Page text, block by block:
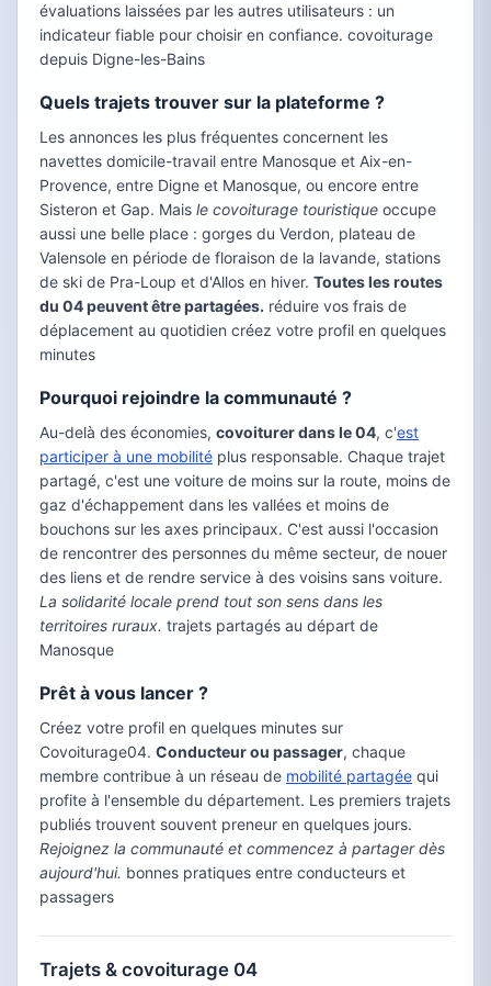
évaluations laissées par les autres utilisateurs : un
indicateur fiable pour choisir en confiance. covoiturage
depuis Digne-les-Bains
Quels trajets trouver sur la plateforme ?
Les annonces les plus fréquentes concernent les
navettes domicile-travail entre Manosque et Aix-en-
Provence, entre Digne et Manosque, ou encore entre
Sisteron et Gap. Mais le covoiturage touristique occupe
aussi une belle place : gorges du Verdon, plateau de
Valensole en période de floraison de la lavande, stations
de ski de Pra-Loup et d'Allos en hiver. Toutes les routes
du 04 peuvent être partagées. réduire vos frais de
déplacement au quotidien créez votre profil en quelques
minutes
Pourquoi rejoindre la communauté ?
Au-delà des économies, covoiturer dans le 04, c'est
participer à une mobilité plus responsable. Chaque trajet
partagé, c'est une voiture de moins sur la route, moins de
gaz d'échappement dans les vallées et moins de
bouchons sur les axes principaux. C'est aussi l'occasion
de rencontrer des personnes du même secteur, de nouer
des liens et de rendre service à des voisins sans voiture.
La solidarité locale prend tout son sens dans les
territoires ruraux. trajets partagés au départ de
Manosque
Prêt à vous lancer ?
Créez votre profil en quelques minutes sur
Covoiturage04. Conducteur ou passager, chaque
membre contribue à un réseau de mobilité partagée qui
profite à l'ensemble du département. Les premiers trajets
publiés trouvent souvent preneur en quelques jours.
Rejoignez la communauté et commencez à partager dès
aujourd'hui. bonnes pratiques entre conducteurs et
passagers
Trajets & covoiturage 04